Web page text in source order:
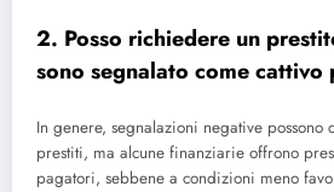
2. Posso richiedere un
sono segnalato come cattivo
In genere, segnalazioni negative
prestiti, ma alcune finanziarie offrono
pagatori, sebbene a condizioni meno